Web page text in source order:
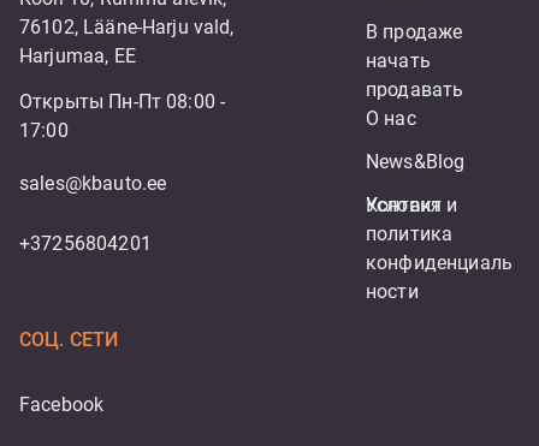
76102, Lääne-Harju vald,
Harjumaa, EE
Открыты Пн-Пт 08:00 -
17:00
sales@kbauto.ee
+37256804201
В продаже
начать
продавать
О нас
News&Blog
Контакт
Условия и
политика
конфиденциаль
ности
СОЦ. СЕТИ
Facebook